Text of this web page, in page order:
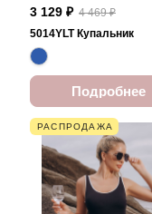
3 129 ₽ 4 469 ₽
5014YLT Купальник
Подробнее
РАСПРОДАЖА